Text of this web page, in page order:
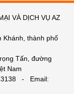
VÀ DỊCH VỤ AZ
Khánh, thành phố
Tấn, đường
Nam
- Email: